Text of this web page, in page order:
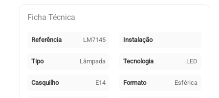
Esférica
WIFI
10W
(3000-
Ficha Técnica
Referência LM7145 Instalação
Tipo Lâmpada Tecnologia LED
Casquilho E14 Formato Esférica